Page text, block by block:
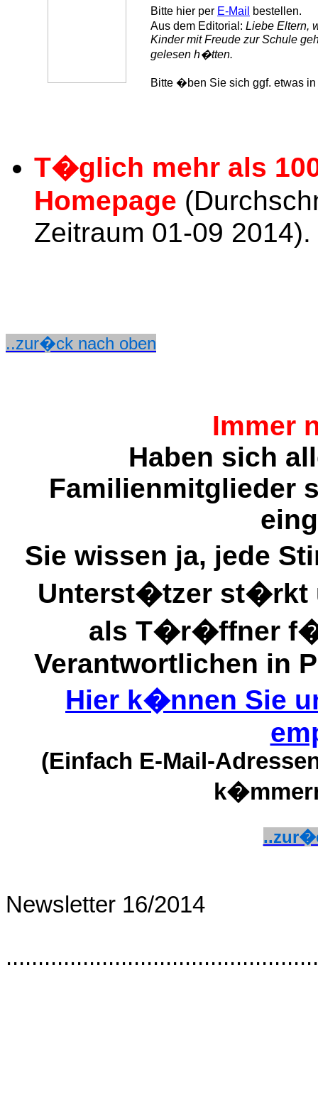
Bitte hier per E-Mail
bestellen.
Aus dem Editorial: Liebe Eltern,
Kinder mit Freude zur Schule
gelesen h�tten.
Bitte �ben Sie sich ggf. etwas
T�glich mehr als
Homepage
Zeitraum 01-09 2014).
..zur�ck nach oben
Immer
Haben sich
Familienmitglieder
Sie wissen ja, jede
Unterst�tzer st�rkt
als T�r�ffner
Verantwortlichen in
Hier k�nnen Sie
(Einfach E-Mail-
Newsletter 16/2014